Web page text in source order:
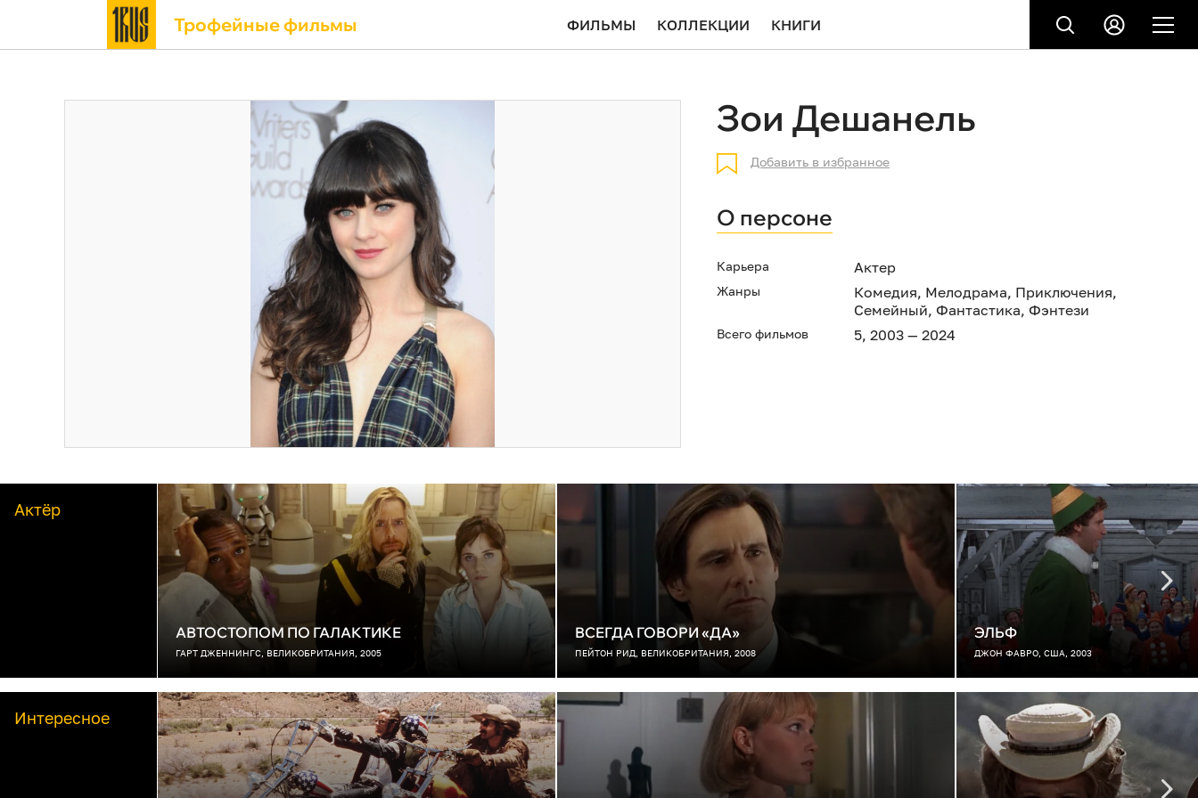
Трофейные фильмы ФИЛЬМЫ КОЛЛЕКЦИИ КНИГИ
Зои Дешанель
Добавить в избранное
О персоне
Карьера Актер
Жанры Комедия, Мелодрама, Приключения,
Семейный, Фантастика, Фэнтези
Всего фильмов 5, 2003 — 2024
Актёр
АВТОСТОПОМ ПО ГАЛАКТИКЕ
ГАРТ ДЖЕННИНГС, ВЕЛИКОБРИТАНИЯ, 2005
ВСЕГДА ГОВОРИ «ДА»
ПЕЙТОН РИД, ВЕЛИКОБРИТАНИЯ, 2008
ЭЛЬФ
ДЖОН ФАВРО, США, 2003
Интересное